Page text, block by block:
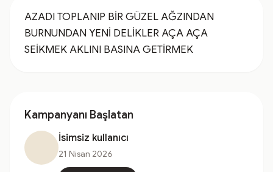
AZADI TOPLANIP BİR GÜZEL AĞZINDAN
BURNUNDAN YENİ DELİKLER AÇA AÇA
SEİKMEK AKLINI BASINA GETİRMEK
Kampanyanı Başlatan
İsimsiz kullanıcı
21 Nisan 2026